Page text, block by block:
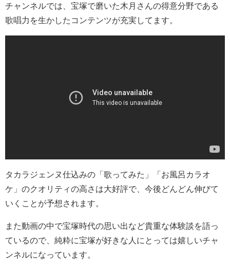
チャンネルでは、宝塚で磨いた木月さんの得意分野である
歌唱力を生かしたコンテンツが充実してます。
タカラジェンヌ仕込みの「歌ってみた」「お風呂カラオ
ケ」のクオリティの高さは大好評で、今後どんどん伸びて
いくことが予想されます。
また動画の中で宝塚時代の思い出など貴重な体験談を語っ
ているので、純粋に宝塚が好きな人にとっては嬉しいチャ
ンネルになっています。